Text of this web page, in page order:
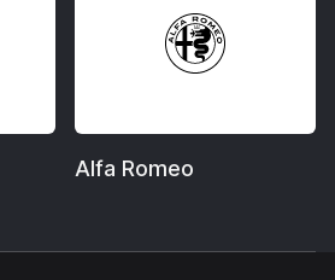
Alfa Romeo